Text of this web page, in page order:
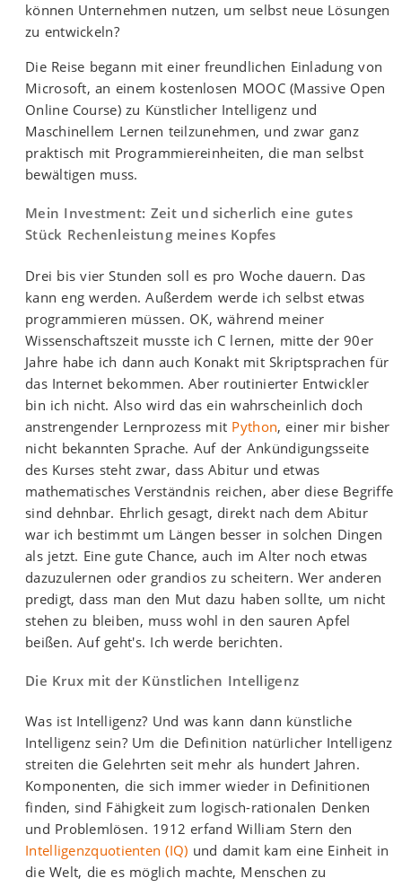
können Unternehmen nutzen, um selbst neue Lösungen
zu entwickeln?
Die Reise begann mit einer freundlichen Einladung von
Microsoft, an einem kostenlosen MOOC (Massive Open
Online Course) zu Künstlicher Intelligenz und
Maschinellem Lernen teilzunehmen, und zwar ganz
praktisch mit Programmiereinheiten, die man selbst
bewältigen muss.
Mein Investment: Zeit und sicherlich eine gutes
Stück Rechenleistung meines Kopfes
Drei bis vier Stunden soll es pro Woche dauern. Das
kann eng werden. Außerdem werde ich selbst etwas
programmieren müssen. OK, während meiner
Wissenschaftszeit musste ich C lernen, mitte der 90er
Jahre habe ich dann auch Konakt mit Skriptsprachen für
das Internet bekommen. Aber routinierter Entwickler
bin ich nicht. Also wird das ein wahrscheinlich doch
anstrengender Lernprozess mit Python, einer mir bisher
nicht bekannten Sprache. Auf der Ankündigungsseite
des Kurses steht zwar, dass Abitur und etwas
mathematisches Verständnis reichen, aber diese Begriffe
sind dehnbar. Ehrlich gesagt, direkt nach dem Abitur
war ich bestimmt um Längen besser in solchen Dingen
als jetzt. Eine gute Chance, auch im Alter noch etwas
dazuzulernen oder grandios zu scheitern. Wer anderen
predigt, dass man den Mut dazu haben sollte, um nicht
stehen zu bleiben, muss wohl in den sauren Apfel
beißen. Auf geht's. Ich werde berichten.
Die Krux mit der Künstlichen Intelligenz
Was ist Intelligenz? Und was kann dann künstliche
Intelligenz sein? Um die Definition natürlicher Intelligenz
streiten die Gelehrten seit mehr als hundert Jahren.
Komponenten, die sich immer wieder in Definitionen
finden, sind Fähigkeit zum logisch-rationalen Denken
und Problemlösen. 1912 erfand William Stern den
Intelligenzquotienten (IQ) und damit kam eine Einheit in
die Welt, die es möglich machte, Menschen zu